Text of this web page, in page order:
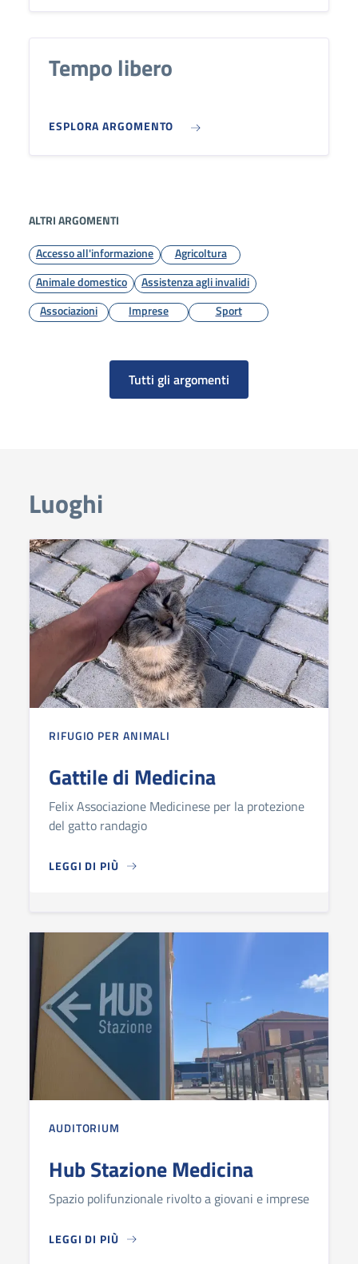
Tempo libero
ESPLORA ARGOMENTO
ALTRI ARGOMENTI
Accesso all'informazione
Agricoltura
Animale domestico
Assistenza agli invalidi
Associazioni
Imprese Sport
Tutti gli argomenti
Luoghi
RIFUGIO PER ANIMALI
Gattile di Medicina
Felix Associazione Medicinese per la protezione
del gatto randagio
LEGGI DI PIÙ
GATTILE DI MEDICINA
AUDITORIUM
Hub Stazione Medicina
Spazio polifunzionale rivolto a giovani e imprese
LEGGI DI PIÙ
HUB STAZIONE MEDICINA